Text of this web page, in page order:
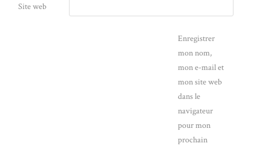
Site web
Enregistrer
mon nom,
mon e-mail et
mon site web
dans le
navigateur
pour mon
prochain